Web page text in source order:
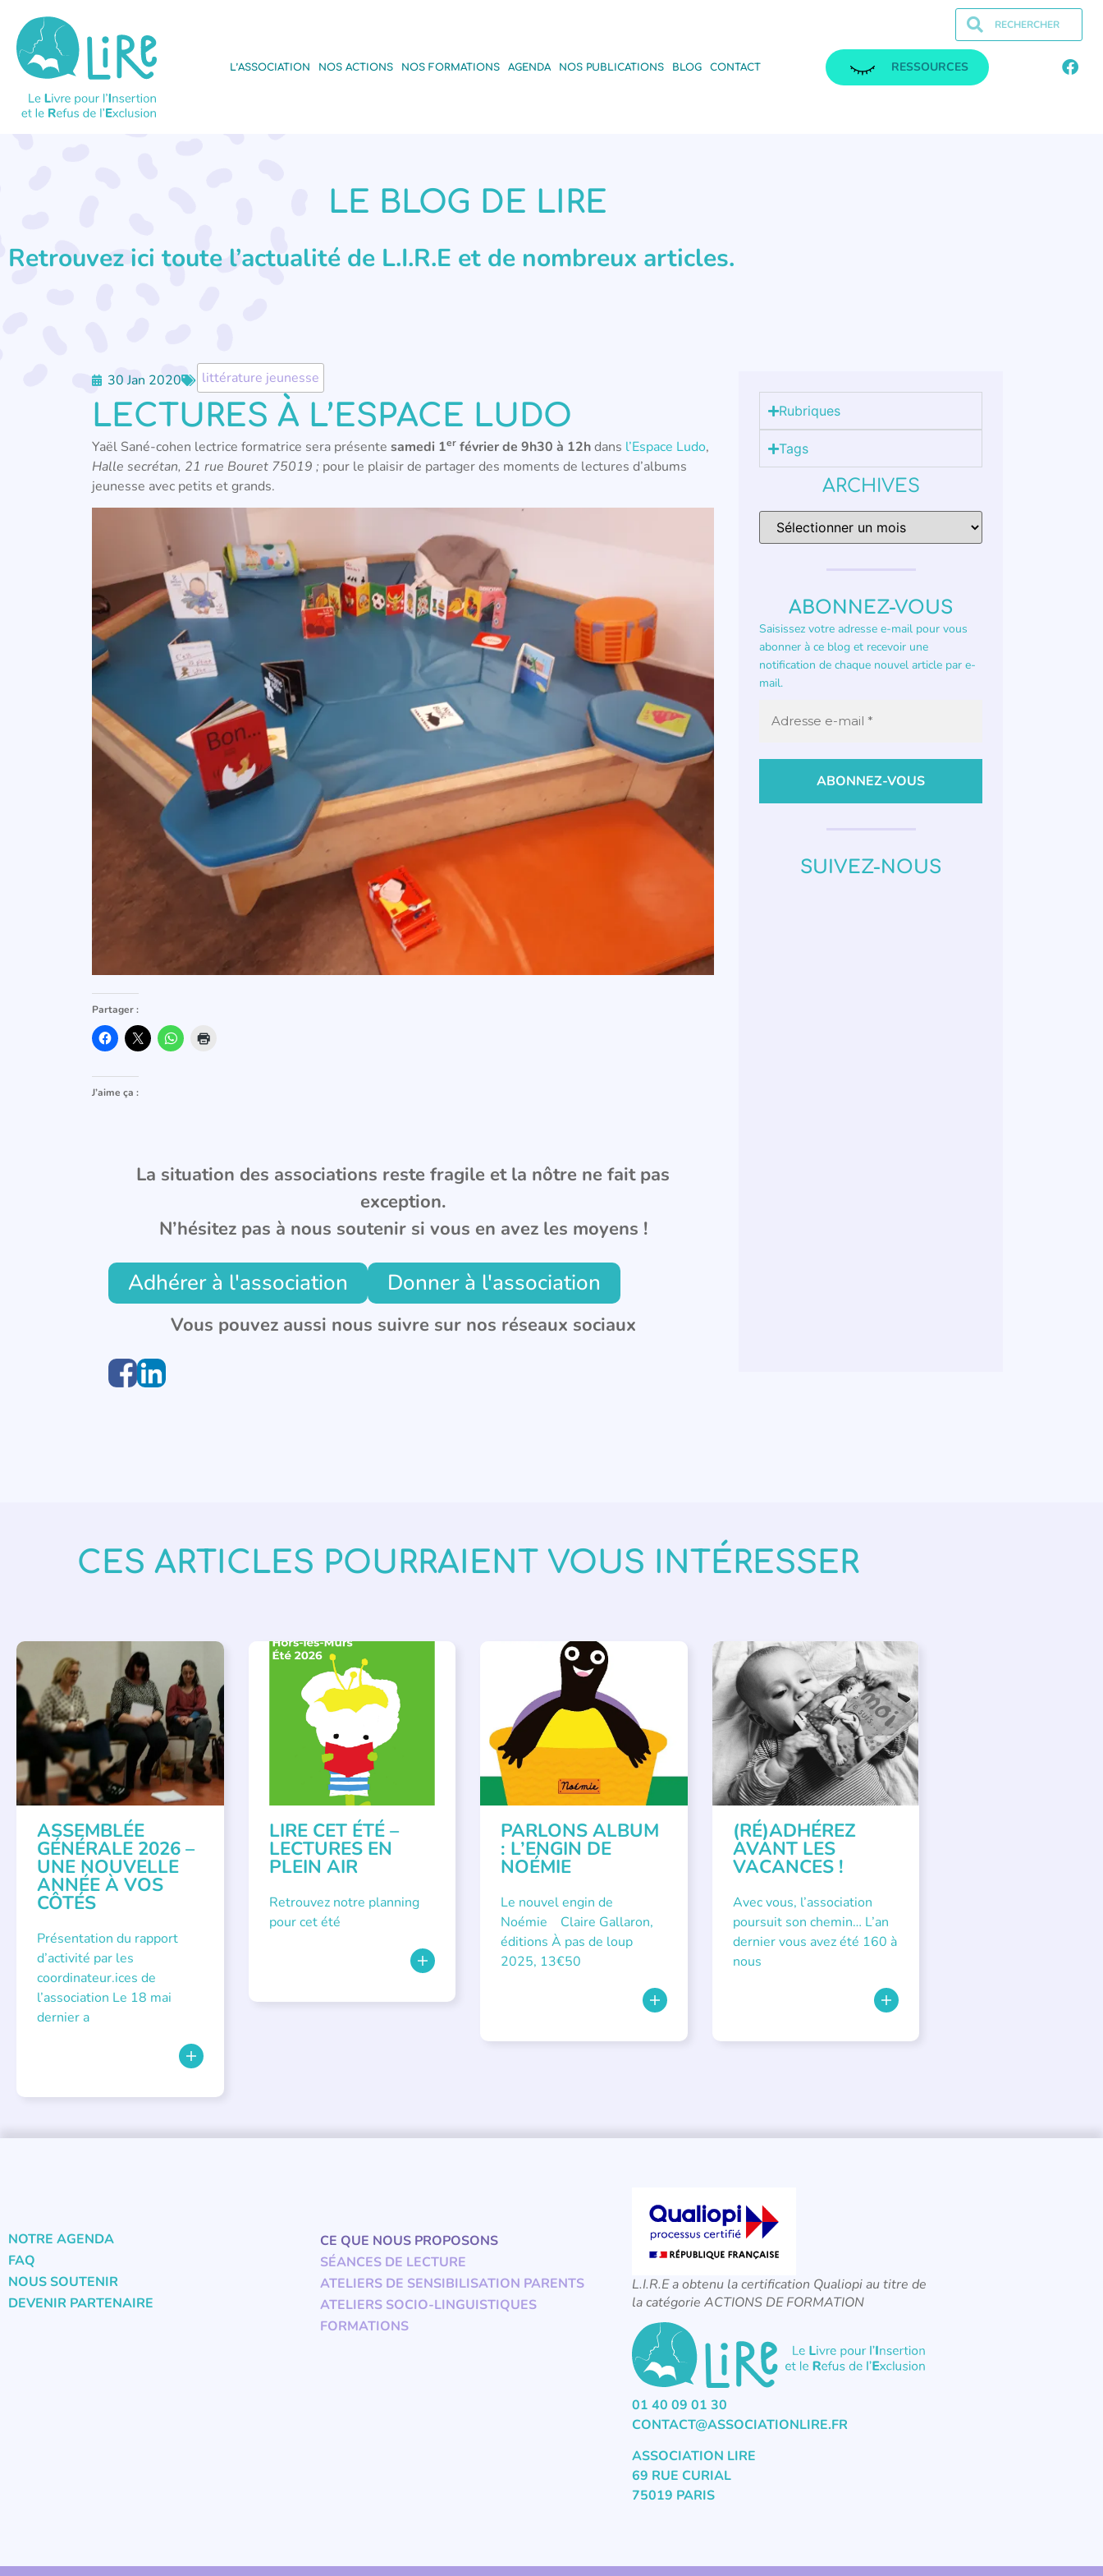
L’ASSOCIATION NOS ACTIONS NOS FORMATIONS AGENDA NOS PUBLICATIONS BLOG CONTACT RESSOURCES
LE BLOG DE LIRE
Retrouvez ici toute l’actualité de L.I.R.E et de nombreux articles.
30 Jan 2020 littérature jeunesse
LECTURES À L’ESPACE LUDO
Yaël Sané-cohen lectrice formatrice sera présente samedi 1er février de 9h30 à 12hdans l’Espace Ludo,
Halle secrétan, 21 rue Bouret 75019 ; pour le plaisir de partager des moments de lectures d’albums
jeunesse avec petits et grands.
Partager :
J’aime ça :
La situation des associations reste fragile et la nôtre ne fait pas
exception.
N’hésitez pas à nous soutenir si vous en avez les moyens !
Adhérer à l'association Donner à l'association
Vous pouvez aussi nous suivre sur nos réseaux sociaux
Rubriques
Tags
ARCHIVES
ABONNEZ-VOUS
Saisissez votre adresse e-mail pour vous
abonner à ce blog et recevoir une
notification de chaque nouvel article par e-
mail.
SUIVEZ-NOUS
CES ARTICLES POURRAIENT VOUS INTÉRESSER
APPEL À SOUTIEN ,
VIE DE L'ASSOCIATION
ASSEMBLÉE
GÉNÉRALE 2026 –
UNE NOUVELLE
ANNÉE À VOS
CÔTÉS
Présentation du rapport
d’activité par les
coordinateur.ices de
l’association Le 18 mai
dernier a
BIBLIOTHÈQUES , ÉVÉNEMENTS
LECTURE INDIVIDUALISÉE ,
LITTÉRATURE JEUNESSE
LIRE CET ÉTÉ –
LECTURES EN
PLEIN AIR
Retrouvez notre planning
pour cet été
PARLONS ALBUMS
PARLONS ALBUM
: L’ENGIN DE
NOÉMIE
Le nouvel engin de
Noémie Claire Gallaron,
éditions À pas de loup
2025, 13€50
APPEL À SOUTIEN
(RÉ)ADHÉREZ
AVANT LES
VACANCES !
Avec vous, l’association
poursuit son chemin… L’an
dernier vous avez été 160 à
nous
NOTRE AGENDA
FAQ
NOUS SOUTENIR
DEVENIR PARTENAIRE
CE QUE NOUS PROPOSONS
SÉANCES DE LECTURE
ATELIERS DE SENSIBILISATION PARENTS
ATELIERS SOCIO-LINGUISTIQUES
FORMATIONS
L.I.R.E a obtenu la certification Qualiopi au titre de
la catégorie ACTIONS DE FORMATION
01 40 09 01 30
CONTACT@ASSOCIATIONLIRE.FR
ASSOCIATION LIRE
69 RUE CURIAL
75019 PARIS